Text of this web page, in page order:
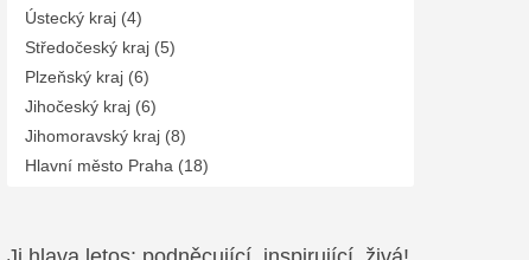
Ústecký kraj (4)
Středočeský kraj (5)
Plzeňský kraj (6)
Jihočeský kraj (6)
Jihomoravský kraj (8)
Hlavní město Praha (18)